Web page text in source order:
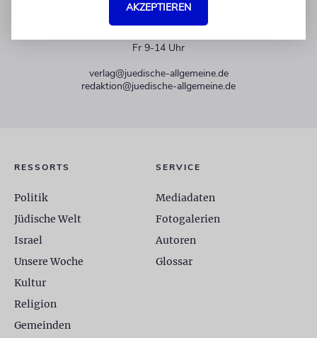
Fr 9-14 Uhr
verlag@juedische-allgemeine.de
redaktion@juedische-allgemeine.de
RESSORTS
Politik
Jüdische Welt
Israel
Unsere Woche
Kultur
Religion
Gemeinden
SERVICE
Mediadaten
Fotogalerien
Autoren
Glossar
AKZEPTIEREN